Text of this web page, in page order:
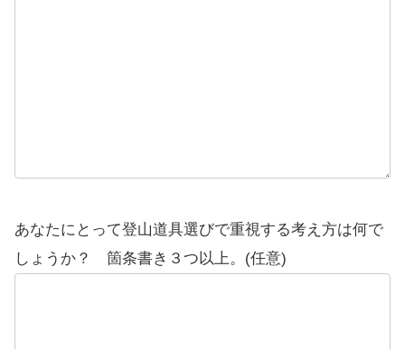
あなたにとって登山道具選びで重視する考え方は何で
しょうか？ 箇条書き３つ以上。(任意)